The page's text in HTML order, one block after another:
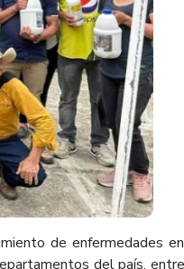
de enfermedades
del país,